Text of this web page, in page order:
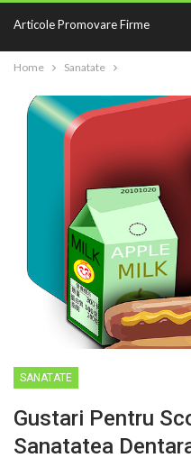
Articole Promovare Firme
Home Sanatate
SANATATE
Gustari Pentru
Sanatatea